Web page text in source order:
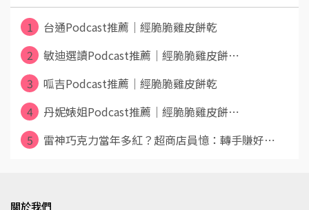
1
台通Podcast推薦｜經脆脆雞皮餅乾
2
敏迪選讀Podcast推薦｜經脆脆雞皮餅⋯
3
呱吉Podcast推薦｜經脆脆雞皮餅乾
4
丹妮婊姐Podcast推薦｜經脆脆雞皮餅⋯
5
雷神巧克力當年多紅？超商店員憶：轉手賺好⋯
關於我們